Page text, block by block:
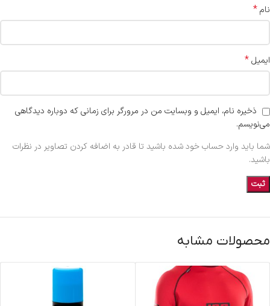
نام*
ایمیل*
ذخیره نام، ایمیل و وبسایت من در مرورگر برای زمانی که دوباره دیدگاهی
می‌نویسم.
شما باید وارد حساب خود شده باشید تا قادر به اضافه کردن تصاویر در نظرات
باشید.
محصولات مشابه